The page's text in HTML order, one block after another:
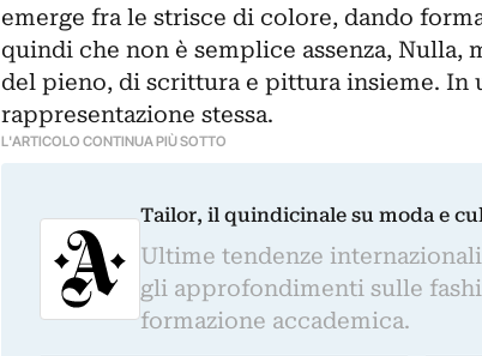
emerge fra le strisce di colore, dando
quindi che non è semplice assenza, Nulla,
del pieno, di scrittura e pittura insieme. In
rappresentazione stessa.
L'ARTICOLO CONTINUA PIÙ SOTTO
Tailor, il quindicinale su moda e
Ultime tendenze
gli approfondimenti sulle
formazione accademica.